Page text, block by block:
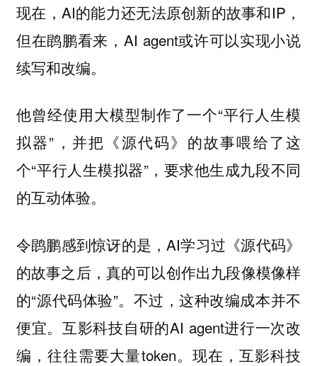
现在，AI的能力还无法原创新的故事和IP，
但在鹍鹏看来，AI agent或许可以实现小说
续写和改编。
他曾经使用大模型制作了一个“平行人生模
拟器”，并把《源代码》的故事喂给了这
个“平行人生模拟器”，要求他生成九段不同
的互动体验。
令鹍鹏感到惊讶的是，AI学习过《源代码》
的故事之后，真的可以创作出九段像模像样
的“源代码体验”。不过，这种改编成本并不
便宜。互影科技自研的AI agent进行一次改
编，往往需要大量token。现在，互影科技